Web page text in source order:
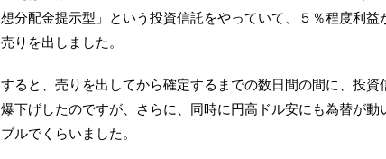
想分配金提示型」という投資信託をやっていて、５％程度利益
売りを出しました。
すると、売りを出してから確定するまでの数日間の間に、投資
爆下げしたのですが、さらに、同時に円高ドル安にも為替が動
ブルでくらいました。